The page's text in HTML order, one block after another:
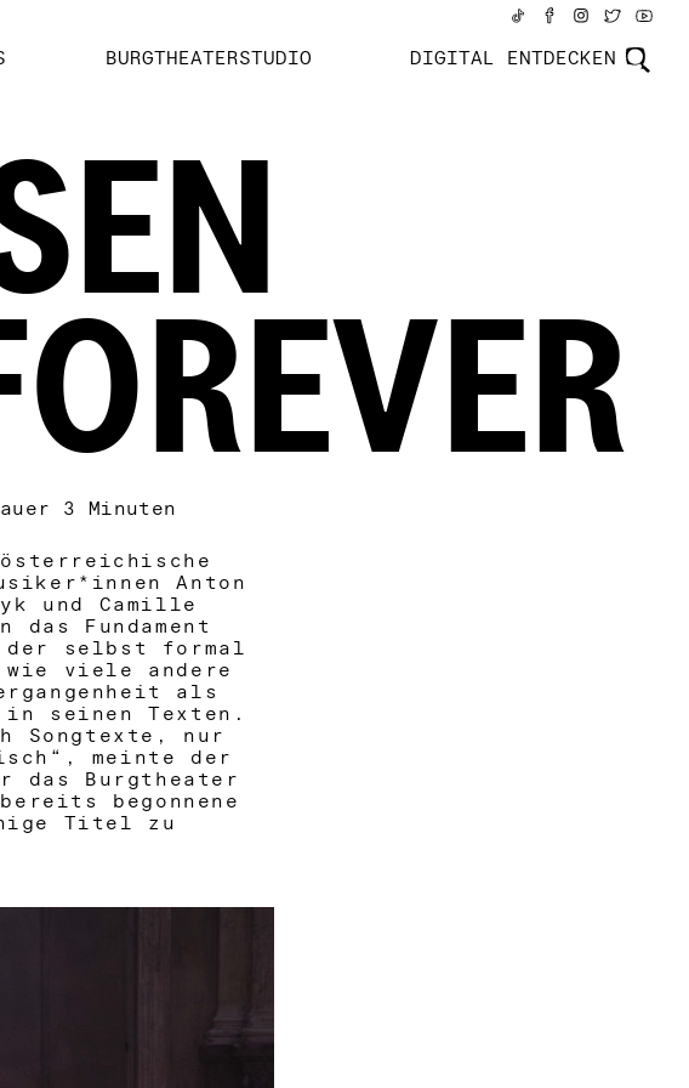
BURGTHEATERSTUDIO DIGITAL ENTDECKEN
3 Minuten
Anton
und Camille
Fundament
der selbst formal
wie viele andere
als
seinen Texten.
Songtexte, nur
meinte der
das Burgtheater
begonnene
Titel zu